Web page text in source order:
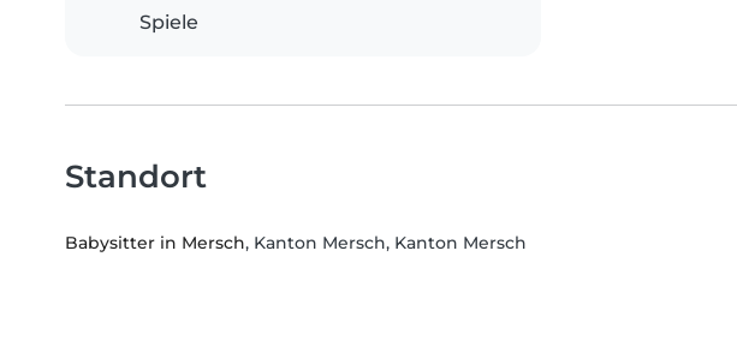
Spiele
Standort
Babysitter in Mersch, Kanton Mersch, Kanton Mersch